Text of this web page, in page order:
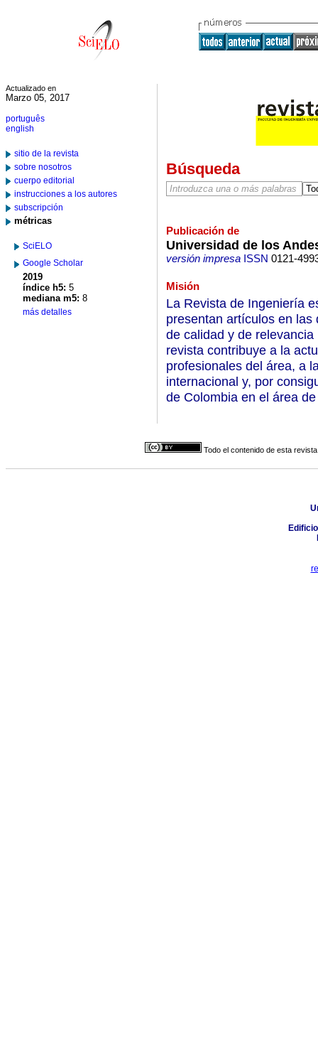
Actualizado en
Marzo 05, 2017
português
english
sitio de la revista
sobre nosotros
cuerpo editorial
instrucciones a los autores
subscripción
métricas
SciELO
Google Scholar
2019
índice h5: 5
mediana m5: 8
más detalles
Búsqueda
Publicación de
Universidad de los
versión impresaISSN 0121-
Misión
La Revista de Ingeniería
presentan artículos en
de calidad y de
revista contribuye a la
profesionales del área, a
internacional y, por
de Colombia en el área
Todo el contenido de esta